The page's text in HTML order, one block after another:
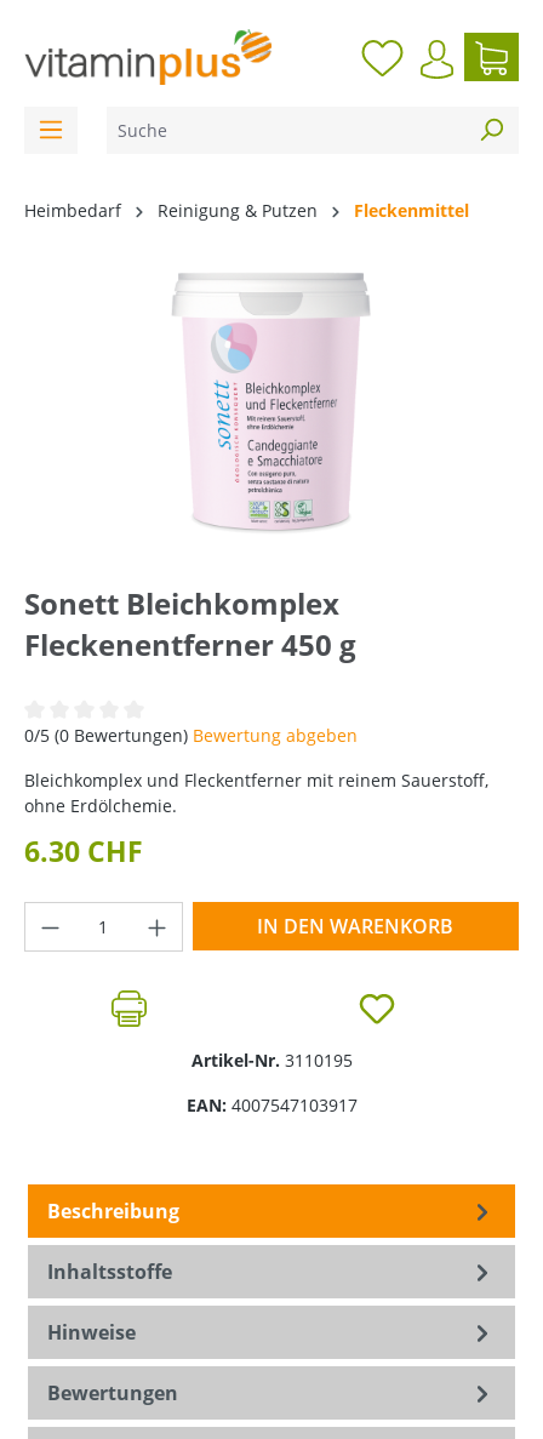
Heimbedarf Reinigung & Putzen Fleckenmittel
Sonett Bleichkomplex
Fleckenentferner 450 g
Durchschnittliche Bewertung von 0 von 5 Sternen
0/5 (0 Bewertungen) Bewertung abgeben
Bleichkomplex und Fleckentferner mit reinem Sauerstoff,
ohne Erdölchemie.
6.30 CHF
Produkt Anzahl: Gib den gewünschten
IN DEN WARENKORB
Artikel-Nr. 3110195
EAN: 4007547103917
Beschreibung
Inhaltsstoffe
Hinweise
Bewertungen